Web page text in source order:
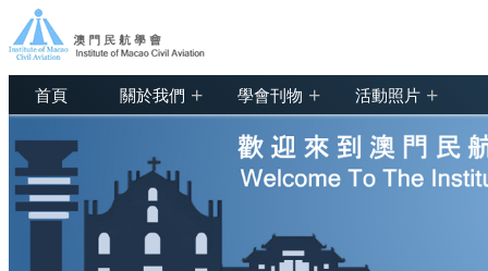
首頁 關於我們 + 學會刊物 + 活動照片 +